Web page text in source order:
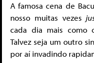
A famosa cena de
nosso muitas vezes
cada dia mais como
Talvez seja um outro
por aí invadindo